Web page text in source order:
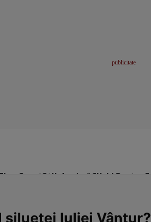
SportStil de viațăClick! Pentru
siluetei Iuliei Vântur?